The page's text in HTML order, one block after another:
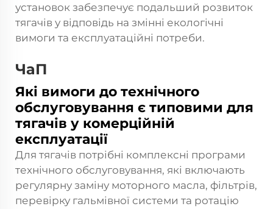
установок забезпечує подальший розвиток
тягачів у відповідь на змінні екологічні
вимоги та експлуатаційні потреби.
ЧаП
Які вимоги до технічного
обслуговування є типовими для
тягачів у комерційній
експлуатації
Для тягачів потрібні комплексні програми
технічного обслуговування, які включають
регулярну заміну моторного масла, фільтрів,
перевірку гальмівної системи та ротацію